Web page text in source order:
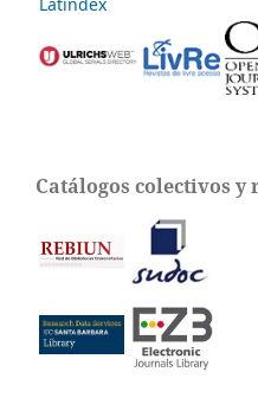
Catálogos colectivos y